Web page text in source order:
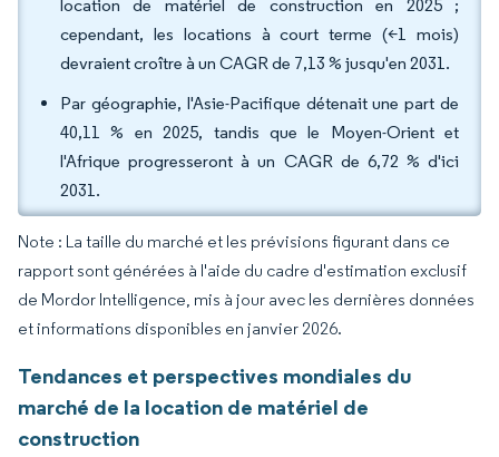
location de matériel de construction en 2025 ;
cependant, les locations à court terme (<1 mois)
devraient croître à un CAGR de 7,13 % jusqu'en 2031.
Par géographie, l'Asie-Pacifique détenait une part de
40,11 % en 2025, tandis que le Moyen-Orient et
l'Afrique progresseront à un CAGR de 6,72 % d'ici
2031.
Note : La taille du marché et les prévisions figurant dans ce
rapport sont générées à l'aide du cadre d'estimation exclusif
de Mordor Intelligence, mis à jour avec les dernières données
et informations disponibles en janvier 2026.
Tendances et perspectives mondiales du
marché de la location de matériel de
construction